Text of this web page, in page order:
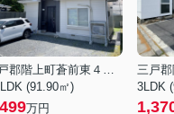
三戸郡階上町蒼前東４丁目
(91.90㎡)
万円
3LDK